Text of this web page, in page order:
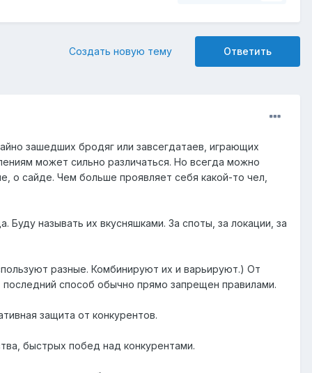
Ответить
Создать новую тему
зашедших бродяг или завсегдатаев, играющих
может сильно различаться. Но всегда можно
о сайде. Чем больше проявляет себя какой-то чел,
называть их вкусняшками. За споты, за локации, за
разные. Комбинируют их и варьируют.) От
способ обычно прямо запрещен правилами.
защита от конкурентов.
быстрых побед над конкурентами.